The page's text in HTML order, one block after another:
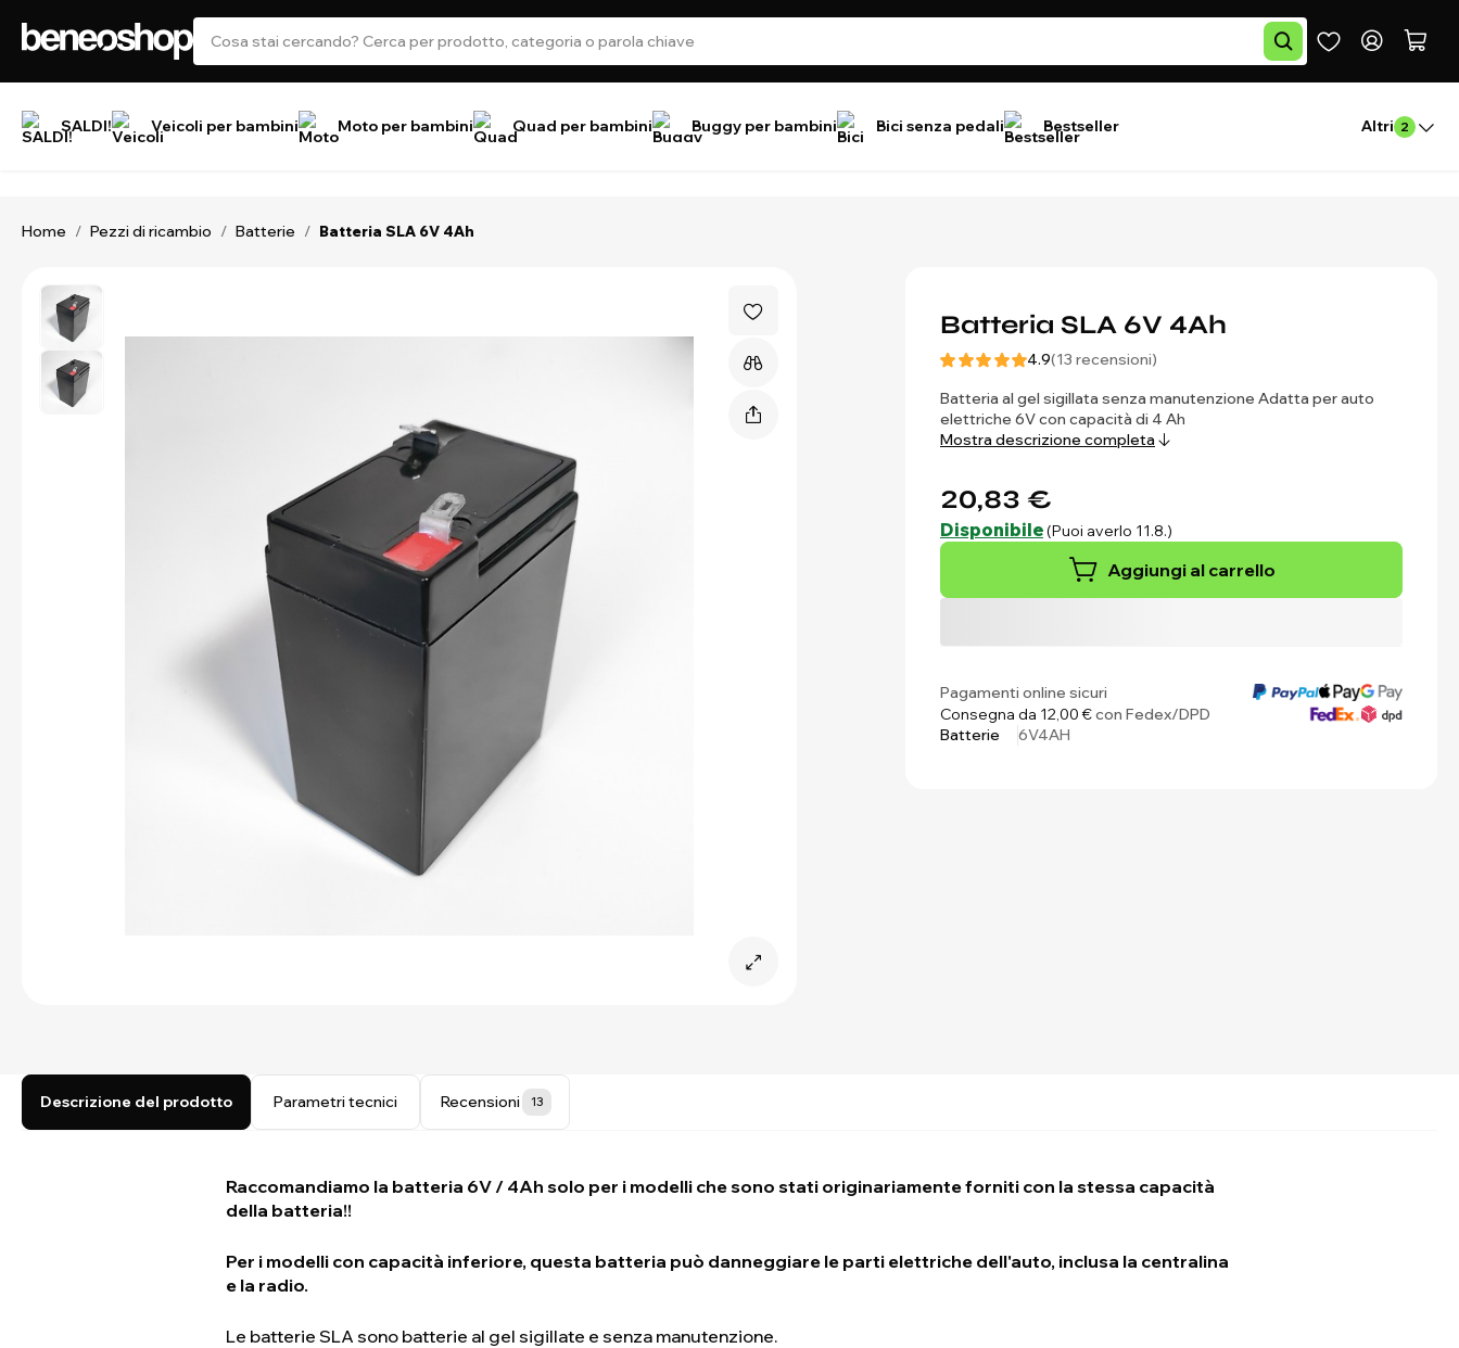
SALDI! Veicoli per bambini Moto per bambini Quad per bambini Buggy per bambini Bici senza pedali Bestseller Altri 2
Home / Pezzi di ricambio / Batterie / Batteria SLA 6V 4Ah
Batteria SLA 6V 4Ah
4.9(13 recensioni)
Batteria al gel sigillata senza manutenzione Adatta per auto
elettriche 6V con capacità di 4 Ah
Mostra descrizione completa
20,83 €
Disponibile(Puoi averlo 11.8.)
Aggiungi al carrello
Pagamenti online sicuri
Consegna da 12,00 €con Fedex/DPD
Batterie
6V4AH
Descrizione del prodotto Parametri tecnici Recensioni 13
Raccomandiamo la batteria 6V / 4Ah solo per i modelli che sono stati originariamente forniti con la stessa capacità
della batteria!!
Per i modelli con capacità inferiore, questa batteria può danneggiare le parti elettriche dell'auto, inclusa la centralina
e la radio.
Le batterie SLA sono batterie al gel sigillate e senza manutenzione.